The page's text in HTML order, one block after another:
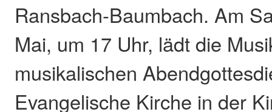
Ransbach-Baumbach. Am
Mai, um 17 Uhr, lädt die
musikalischen
Evangelische Kirche in der